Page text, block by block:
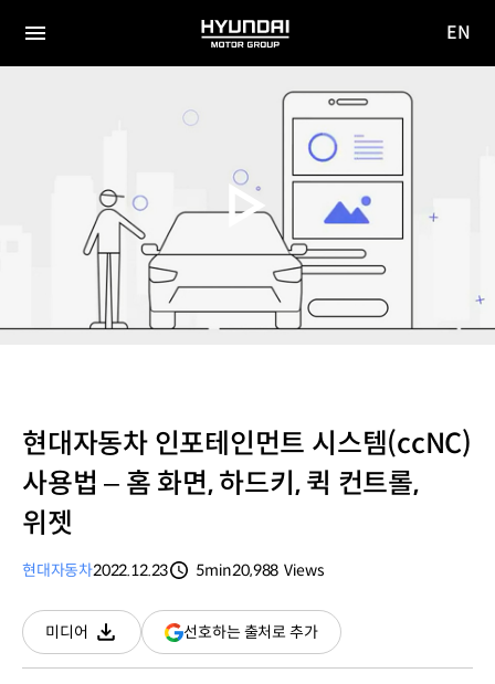
전체
HYUNDAI
MOTOR
EN
현대자동차 인포테인먼트 시스템(ccNC)
사용법 – 홈 화면, 하드키, 퀵 컨트롤,
위젯
현대자동차2022.12.23
5min20,988 Views
미디어
다운로드
선호하는 출처로 추가(새
창